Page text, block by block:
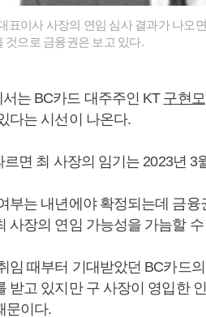
표이사 사장의 연임 심사 결과가 나오면
것으로 금융권은 보고 있다.
는 BC카드 대주주인 KT 구현모
다는 시선이 나온다.
면 최 사장의 임기는 2023년 3
부는 내년에야 확정되는데 금융
사장의 연임 가능성을 가늠할
임 때부터 기대받았던 BC카드
받고 있지만 구 사장이 영입한
문이다.